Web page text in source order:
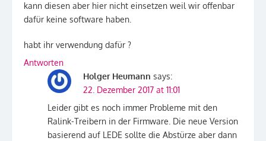
kann diesen aber hier nicht einsetzen weil wir offenbar
dafür keine software haben.
habt ihr verwendung dafür ?
Antworten
Holger Heumann says:
22. Dezember 2017 at 11:01
Leider gibt es noch immer Probleme mit den
Ralink-Treibern in der Firmware. Die neue Version
basierend auf LEDE sollte die Abstürze aber dann